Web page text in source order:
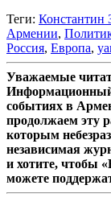
Теги: Константин
Армении,
Россия, Европа,
Уважаемые
Информационный
событиях в
продолжаем эту
которым
независимая
и хотите, чтобы
можете